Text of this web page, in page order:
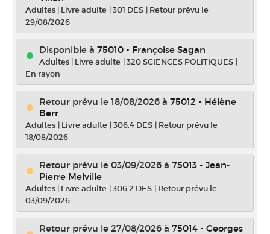
Adultes | Livre adulte |301 DES | Retour prévu le
29/08/2026
Disponible à 75010 - Françoise Sagan
Adultes | Livre adulte |320 SCIENCES POLITIQUES |
En rayon
Retour prévu le 18/08/2026 à 75012 - Hélène
Berr
Adultes | Livre adulte |306.4 DES | Retour prévu le
18/08/2026
Retour prévu le 03/09/2026 à 75013 - Jean-
Pierre Melville
Adultes | Livre adulte |306.2 DES | Retour prévu le
03/09/2026
Retour prévu le 27/08/2026 à 75014 - Georges